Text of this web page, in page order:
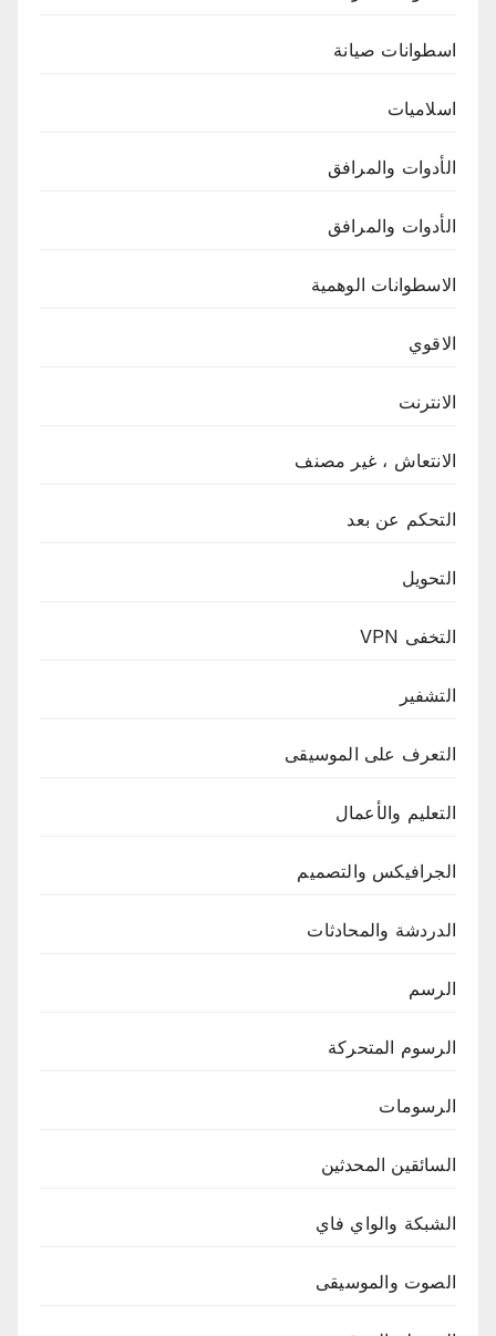
اسطوانات صيانة
اسلاميات
الأدوات والمرافق
الأدوات والمرافق
الاسطوانات الوهمية
الاقوي
الانترنت
الانتعاش ، غير مصنف
التحكم عن بعد
التحويل
التخفى VPN
التشفير
التعرف على الموسيقى
التعليم والأعمال
الجرافيكس والتصميم
الدردشة والمحادثات
الرسم
الرسوم المتحركة
الرسومات
السائقين المحدثين
الشبكة والواي فاي
الصوت والموسيقى